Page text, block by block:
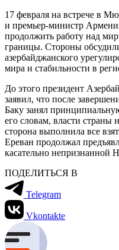
17 февраля на встрече в
и премьер-министр
продолжить работу над
границы. Стороны
азербайджанского
мира и стабильности в
До этого президент
заявил, что после
Баку занял
его словам, власти страны
сторона выполнила все
Ереван продолжал
касательно непризнанной
ПОДЕЛИТЬСЯ В
Telegram
Vkontakte